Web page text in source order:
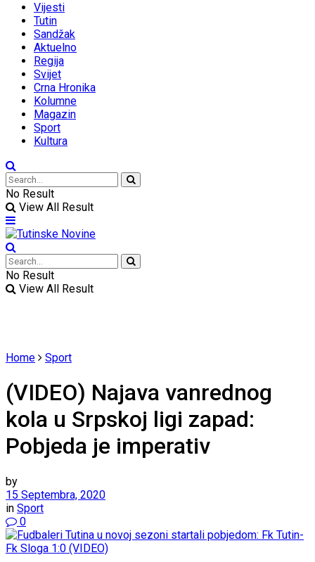
Vijesti
Tutin
Sandžak
Aktuelno
Regija
Svijet
Crna Hronika
Kolumne
Magazin
Sport
Kultura
No Result
View All Result
No Result
View All Result
Home Sport
(VIDEO) Najava vanrednog
kola u Srpskoj ligi zapad:
Pobjeda je imperativ
by
15 Septembra, 2020
in Sport
0